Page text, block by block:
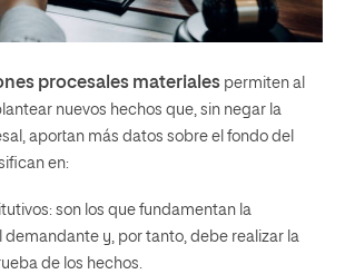
procesales materiales permiten al
nuevos hechos que, sin negar la
aportan más datos sobre el fondo del
en:
son los que fundamentan la
demandante y, por tanto, debe realizar la
de los hechos.